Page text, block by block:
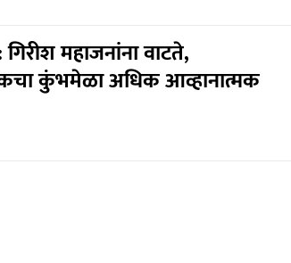
महाजनांना वाटते,
कुंभमेळा अधिक आव्हानात्मक